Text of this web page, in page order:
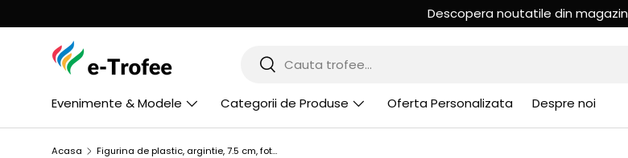
MERGI LA CONTINUT
Descopera noutatile din magazin
Cauta
Cauta
Evenimente & Modele Categorii de Produse Oferta Personalizata Despre noi
Acasa Figurina de plastic, argintie, 7.5 cm, fotbal, B326/S